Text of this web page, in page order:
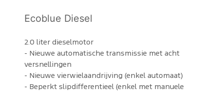
Ecoblue Diesel
2.0 liter dieselmotor
- Nieuwe automatische transmissie met acht
versnellingen
- Nieuwe vierwielaandrijving (enkel automaat)
- Beperkt slipdifferentieel (enkel met manuele